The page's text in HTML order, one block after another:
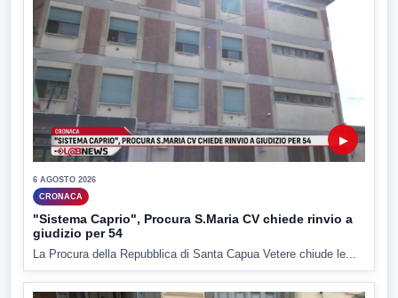
▶
6 AGOSTO 2026
CRONACA
"Sistema Caprio", Procura S.Maria CV chiede rinvio a
giudizio per 54
La Procura della Repubblica di Santa Capua Vetere chiude le...